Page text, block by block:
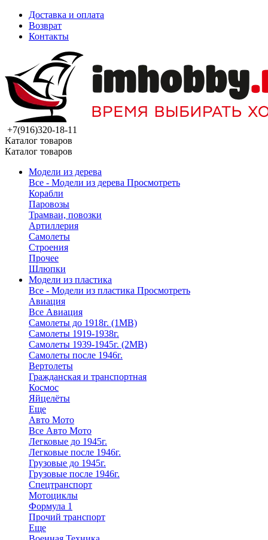
Доставка и оплата
Возврат
Контакты
+7(916)320-18-11
Каталог товаров
Каталог товаров
Модели из дерева
Все - Модели из дерева Просмотреть
Корабли
Паровозы
Трамваи, повозки
Артиллерия
Самолеты
Строения
Прочее
Шлюпки
Модели из пластика
Все - Модели из пластика Просмотреть
Авиация
Все Авиация
Самолеты до 1918г. (1МВ)
Самолеты 1919-1938г.
Самолеты 1939-1945г. (2МВ)
Самолеты после 1946г.
Вертолеты
Гражданская и транспортная
Космос
Яйцелёты
Еще
Авто Мото
Все Авто Мото
Легковые до 1945г.
Легковые после 1946г.
Грузовые до 1945г.
Грузовые после 1946г.
Спецтранспорт
Мотоциклы
Формула 1
Прочий транспорт
Еще